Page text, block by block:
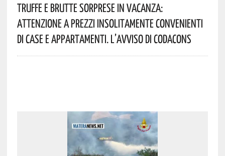
Truffe E Brutte Sorprese In Vacanza:
Attenzione A Prezzi Insolitamente Convenienti
Di Case E Appartamenti. L’avviso Di Codacons